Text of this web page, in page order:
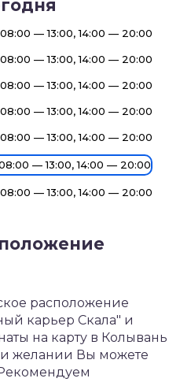
08:00 — 13:00, 14:00 — 20:00
08:00 — 13:00, 14:00 — 20:00
08:00 — 13:00, 14:00 — 20:00
08:00 — 13:00, 14:00 — 20:00
08:00 — 13:00, 14:00 — 20:00
— 13:00, 14:00 — 20:00
08:00 — 13:00, 14:00 — 20:00
расположение
карьер Скала" и
на карту в Колывань
желании Вы можете